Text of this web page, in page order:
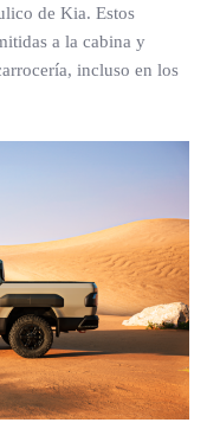
de Kia. Estos
a la cabina y
incluso en los